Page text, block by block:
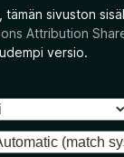
, tämän sivuston
Attribution
versio.